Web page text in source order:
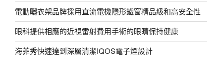
電動曬衣架品牌採用直流電機隱形鐵窗精品級和高安全性
眼科提供相應的近視雷射費用手術的眼睛保持健康
海菲秀快速達到深層清潔IQOS電子煙設計